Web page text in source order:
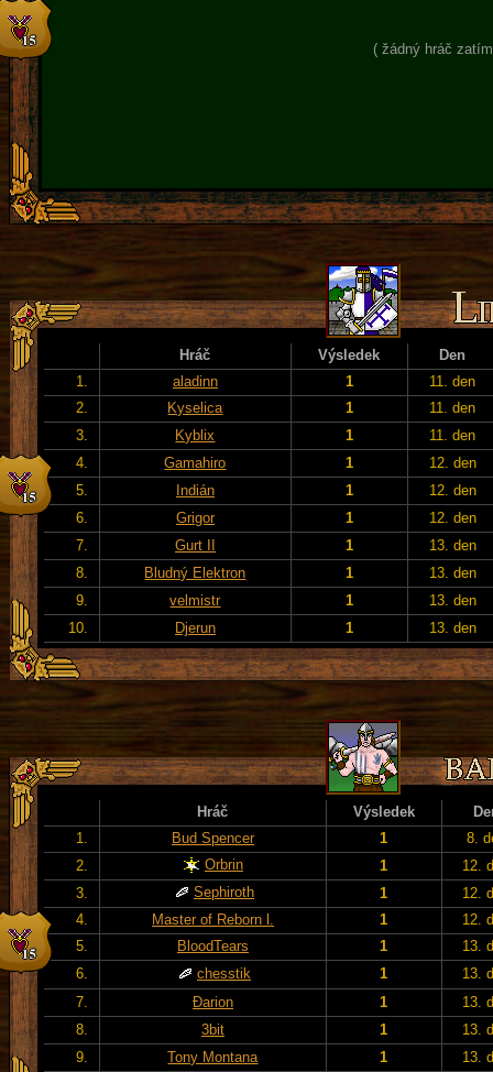
( žádný hráč
Hráč Výsledek
Den
1.
aladinn 1
11. den
2.
Kyselica 1
11. den
3.
Kyblix 1
11. den
4.
Gamahiro 1
12. den
5.
Indián 1
12. den
6.
Grigor 1
12. den
7.
Gurt II 1
13. den
8.
Bludný Elektron 1
13. den
9.
velmistr 1
13. den
10.
Djerun 1 13. den
Hráč Výsledek
1.
Bud Spencer 1
8.
2.
Orbrin 1
12.
3.
Sephiroth 1
12.
4.
Master of Reborn l. 1
12.
5.
BloodTears 1
13.
6.
chesstik 1
13.
7.
Đarion 1
13.
8.
3bit 1
13.
9.
Tony Montana 1
13.